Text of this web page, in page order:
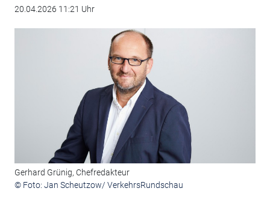
20.04.2026 11:21 Uhr
Gerhard Grünig, Chefredakteur
© Foto: Jan Scheutzow/ VerkehrsRundschau